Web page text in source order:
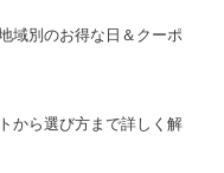
域別のお得な日＆クーポ
から選び方まで詳しく解